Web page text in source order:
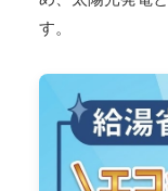
す。